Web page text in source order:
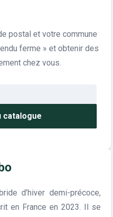
postal et votre commune
ferme » et obtenir des
chez vous.
catalogue
d’hiver demi-précoce,
en France en 2023. Il se